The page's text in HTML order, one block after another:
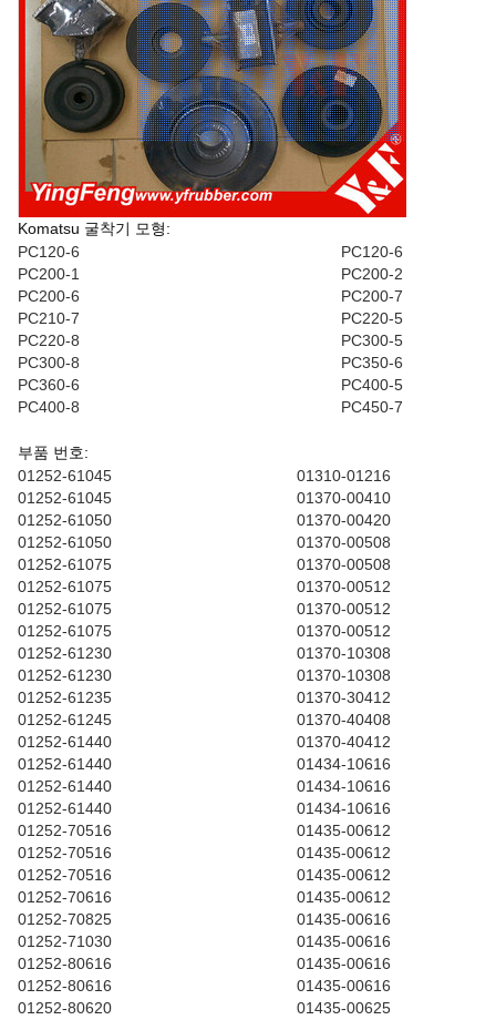
Komatsu 굴착기 모형:
PC120-6
PC120-6
PC200-1
PC200-2
PC200-6
PC200-7
PC210-7
PC220-5
PC220-8
PC300-5
PC300-8
PC350-6
PC360-6
PC400-5
PC400-8
PC450-7
부품 번호:
01252-61045
01310-01216
01252-61045
01370-00410
01252-61050
01370-00420
01252-61050
01370-00508
01252-61075
01370-00508
01252-61075
01370-00512
01252-61075
01370-00512
01252-61075
01370-00512
01252-61230
01370-10308
01252-61230
01370-10308
01252-61235
01370-30412
01252-61245
01370-40408
01252-61440
01370-40412
01252-61440
01434-10616
01252-61440
01434-10616
01252-61440
01434-10616
01252-70516
01435-00612
01252-70516
01435-00612
01252-70516
01435-00612
01252-70616
01435-00612
01252-70825
01435-00616
01252-71030
01435-00616
01252-80616
01435-00616
01252-80616
01435-00616
01252-80620
01435-00625